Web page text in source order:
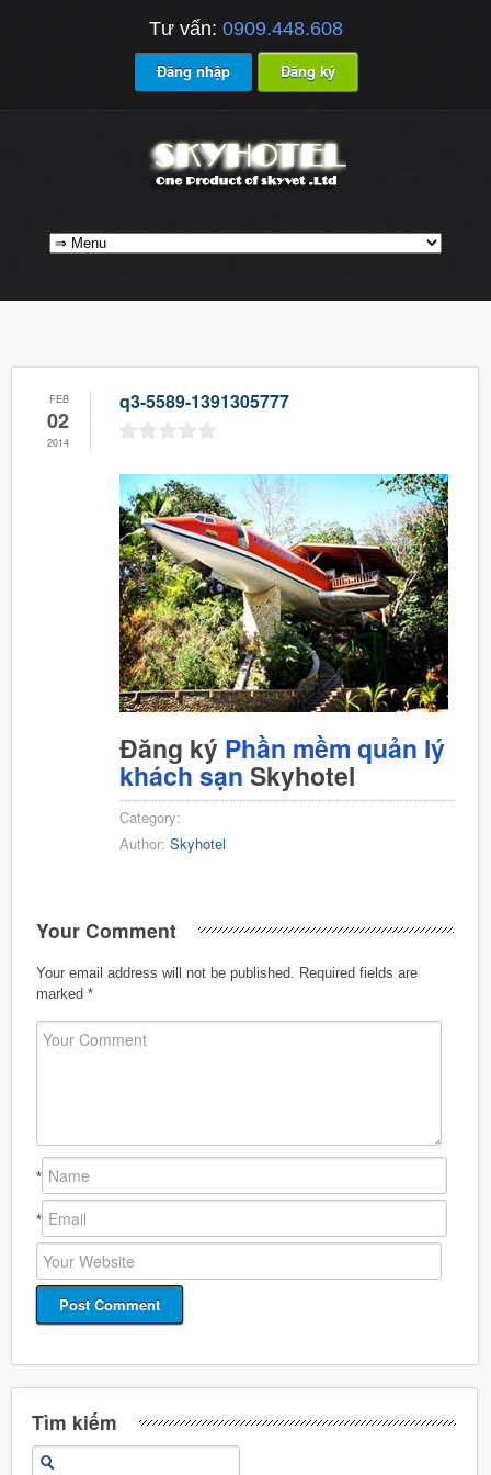
Tư vấn: 0909.448.608
Đăng nhập Đăng ký
FEB
02
2014
q3-5589-1391305777
Đăng ký Phần mềm quản lý
khách sạn Skyhotel
Category:
Author: Skyhotel
Your Comment
Your email address will not be published.
Required fields are
marked *
*
*
Tìm kiếm